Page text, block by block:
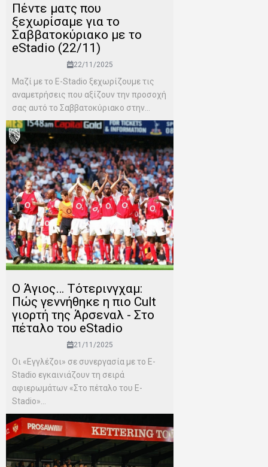
Πέντε ματς που
ξεχωρίσαμε για το
Σαββατοκύριακο με το
eStadio (22/11)
22/11/2025
Μαζί με το E-Stadio ξεχωρίζουμε τις
αναμετρήσεις που αξίζουν την προσοχή
σας αυτό το Σαββατοκύριακο στην...
Ο Άγιος… Τότερινγχαμ:
Πώς γεννήθηκε η πιο Cult
γιορτή της Άρσεναλ - Στο
πέταλο του eStadio
21/11/2025
Οι «Εγγλέζοι» σε συνεργασία με το E-
Stadio εγκαινιάζουν τη σειρά
αφιερωμάτων «Στο πέταλο του E-
Stadio»...